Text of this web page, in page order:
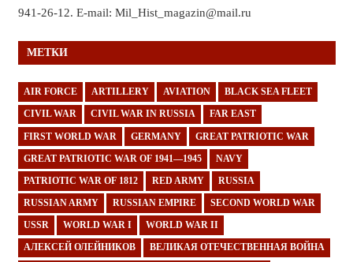
941-26-12. E-mail: Mil_Hist_magazin@mail.ru
МЕТКИ
AIR FORCE ARTILLERY AVIATION BLACK SEA FLEET
CIVIL WAR CIVIL WAR IN RUSSIA FAR EAST
FIRST WORLD WAR GERMANY GREAT PATRIOTIC WAR
GREAT PATRIOTIC WAR OF 1941—1945 NAVY
PATRIOTIC WAR OF 1812 RED ARMY RUSSIA
RUSSIAN ARMY RUSSIAN EMPIRE SECOND WORLD WAR
USSR WORLD WAR I WORLD WAR II
АЛЕКСЕЙ ОЛЕЙНИКОВ ВЕЛИКАЯ ОТЕЧЕСТВЕННАЯ ВОЙНА